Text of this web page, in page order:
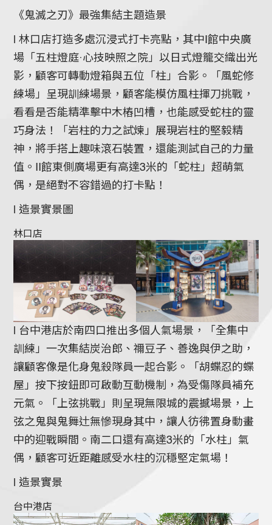
《鬼滅之刃》最強集結主題造景
l 林口店打造多處沉浸式打卡亮點，其中Ⅰ館中央廣
場「五柱燈庭‧心技映照之院」以日式燈籠交織出光
影，顧客可轉動燈箱與五位「柱」合影。「風蛇修
練場」呈現訓練場景，顧客能模仿風柱揮刀挑戰，
看看是否能精準擊中木樁凹槽，也能感受蛇柱的靈
巧身法！「岩柱的力之試煉」展現岩柱的堅毅精
神，將手搭上趣味滾石裝置，還能測試自己的力量
值。Ⅱ館東側廣場更有高達3米的「蛇柱」超萌氣
偶，是絕對不容錯過的打卡點！
l 造景實景圖
林口店
l 台中港店於南四口推出多個人氣場景，「全集中
訓練」一次集結炭治郎、禰豆子、善逸與伊之助，
讓顧客像是化身鬼殺隊員一起合影。「胡蝶忍的蝶
屋」按下按鈕即可啟動互動機制，為受傷隊員補充
元氣。「上弦挑戰」則呈現無限城的震撼場景，上
弦之鬼與鬼舞辻無慘現身其中，讓人彷彿置身動畫
中的迎戰瞬間。南二口還有高達3米的「水柱」氣
偶，顧客可近距離感受水柱的沉穩堅定氣場！
l 造景實景
台中港店